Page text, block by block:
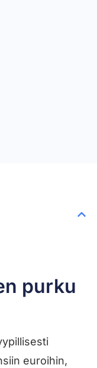
purku
euroihin,